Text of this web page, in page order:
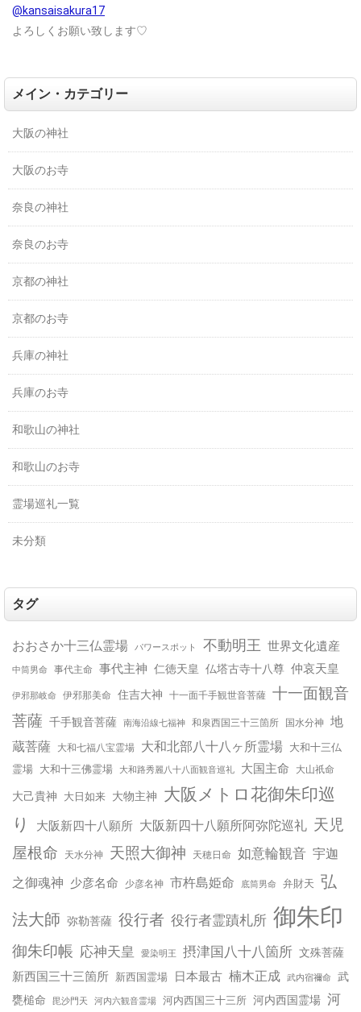
@kansaisakura17
よろしくお願い致します♡
メイン・カテゴリー
大阪の神社
大阪のお寺
奈良の神社
奈良のお寺
京都の神社
京都のお寺
兵庫の神社
兵庫のお寺
和歌山の神社
和歌山のお寺
霊場巡礼一覧
未分類
タグ
おおさか十三仏霊場 パワースポット 不動明王 世界文化遺産
中筒男命 事代主命 事代主神 仁徳天皇 仏塔古寺十八尊 仲哀天皇
伊邪那岐命 伊邪那美命 住吉大神 十一面千手観世音菩薩 十一面観音
菩薩 千手観音菩薩 南海沿線七福神 和泉西国三十三箇所 国水分神 地
蔵菩薩
大和七福八宝霊場 大和北部八十八ヶ所霊場 大和十三仏
霊場 大和十三佛霊場 大和路秀麗八十八面観音巡礼 大国主命 大山祇命
大己貴神 大日如来 大物主神 大阪メトロ花御朱印巡
り
大阪新四十八願所 大阪新四十八願所阿弥陀巡礼 天児
屋根命
天水分神 天照大御神 天穂日命 如意輪観音 宇迦
之御魂神 少彦名命 少彦名神 市杵島姫命 底筒男命 弁財天 弘
法大師 弥勒菩薩 役行者 役行者霊蹟札所 御朱印
御朱印帳 応神天皇 愛染明王 摂津国八十八箇所 文殊菩薩
新西国三十三箇所 新西国霊場 日本最古 楠木正成 武内宿禰命
武
甕槌命
毘沙門天 河内六観音霊場 河内西国三十三所 河内西国霊場 河